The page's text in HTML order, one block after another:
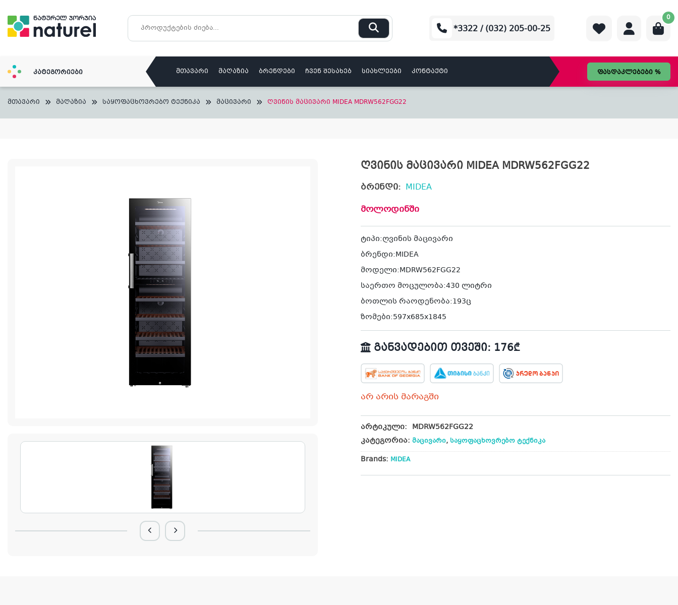
content
*3322 / (032) 205-00-25
0
კატეგორიები მთავარი მაღაზია ბრენდები ჩვენ შესახებ სიახლეები კონტაქტი ფასდაკლებები %
მთავარი მაღაზია საყოფაცხოვრებო ტექნიკა მაცივარი ღვინის მაცივარი MIDEA MDRW562FGG22
ღვინის მაცივარი MIDEA MDRW562FGG22
ბრენდი: MIDEA
მოლოდინში
ტიპი:ღვინის მაცივარი
ბრენდი:MIDEA
მოდელი:MDRW562FGG22
საერთო მოცულობა:430 ლიტრი
ბოთლის რაოდენობა:193ც
ზომები:597x685x1845
განვადებით თვეში: 176₾
არ არის მარაგში
არტიკული: MDRW562FGG22
კატეგორია: მაცივარი, საყოფაცხოვრებო ტექნიკა
Brands: MIDEA